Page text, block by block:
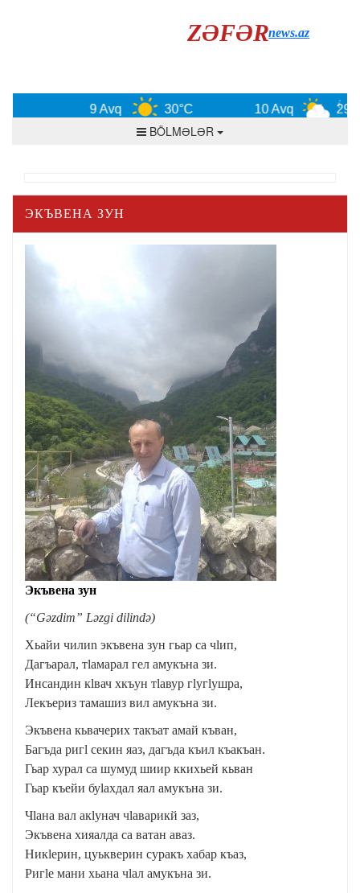
ZƏFƏRnews.az
9 Avq 30°C 10 Avq 29°C
BÖLMƏLƏR
ЭКЪВЕНА ЗУН
Экъвена зун
(“Gəzdim” Ləzgi dilində)
Xьайи чилиn экъвена зун гьар са чӏип,
Дагъарал, тӏамарал гел амукъна зи.
Инсандин кӏвач хкъун тӏавур гӏугӏушра,
Лекъериз тамашиз вил амукъна зи.
Экъвена кьвачерих такъат амай къван,
Багъда ригӏ секин яаз, дагъда къил къакъан.
Гьар хурал са шумуд шиир ккихьей кьван
Гьар къейи буӏахдал яал амyкъна зи.
Чӏана вал акӏунач чӏаварикй заз,
Экъвена хияалда са ватан аваз.
Никӏерин, цуькверин суракъ хабар къаз,
Ригӏе мани хьана чӏал амукъна зи.